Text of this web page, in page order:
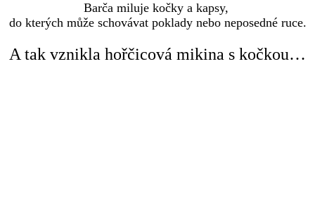
Barča miluje kočky a kapsy,
do kterých může schovávat poklady nebo neposedné ruce.
A tak vznikla hořčicová mikina s kočkou…